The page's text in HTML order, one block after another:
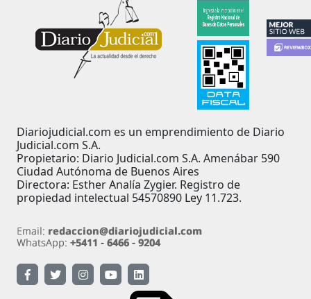
Diariojudicial.com es un emprendimiento de Diario
Judicial.com S.A.
Propietario: Diario Judicial.com S.A. Amenábar 590
Ciudad Autónoma de Buenos Aires
Directora: Esther Analía Zygier. Registro de
propiedad intelectual 54570890 Ley 11.723.